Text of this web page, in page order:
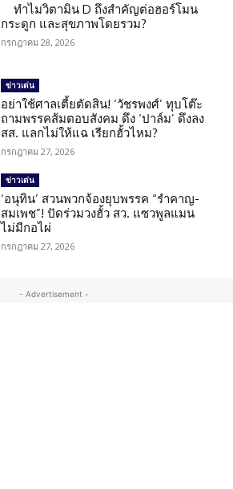
ทำไมวิตามิน D ถึงสำคัญต่อฮอร์โมน
กระดูก และสุขภาพโดยรวม?
กรกฎาคม 28, 2026
ข่าวเด่น
อย่าใช้ศาลเตี้ยตัดสิน! ‘วัชรพงศ์’ ทุบโต๊ะ
ถามพรรคส้มตอบสังคม ดึง ‘ปาล์ม’ ดึงลง
สส. แลกไม่ให้แฉ เรียกฮั้วไหม?
กรกฎาคม 27, 2026
ข่าวเด่น
‘อนุทิน’ สวนพวกจ้องยุบพรรค “รำคาญ-
สมเพช”! ปัดร่วมวงฮั้ว สว. แซวพูลแมน
ไม่มีกอไผ่
กรกฎาคม 27, 2026
- Advertisement -